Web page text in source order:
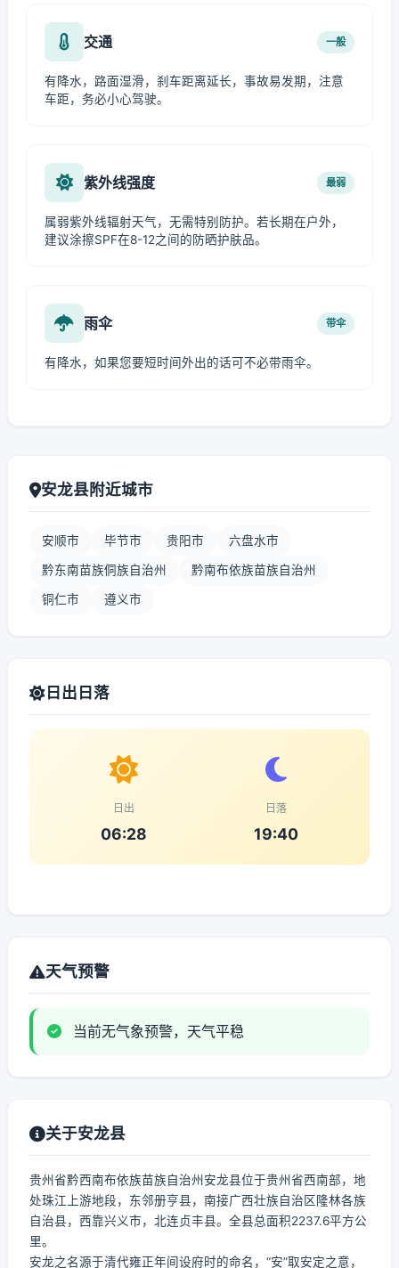
交通 一般
有降水，路面湿滑，刹车距离延长，事故易发期，注意
车距，务必小心驾驶。
紫外线强度 最弱
属弱紫外线辐射天气，无需特别防护。若长期在户外，
建议涂擦SPF在8-12之间的防晒护肤品。
雨伞 带伞
有降水，如果您要短时间外出的话可不必带雨伞。
安龙县附近城市
安顺市 毕节市 贵阳市 六盘水市
黔东南苗族侗族自治州 黔南布依族苗族自治州
铜仁市 遵义市
日出日落
日出
06:28
日落
19:40
天气预警
当前无气象预警，天气平稳
关于安龙县
贵州省黔西南布依族苗族自治州安龙县位于贵州省西南部，地
处珠江上游地段，东邻册亨县，南接广西壮族自治区隆林各族
自治县，西靠兴义市，北连贞丰县。全县总面积2237.6平方公
里。
安龙之名源于清代雍正年间设府时的命名，“安”取安定之意，